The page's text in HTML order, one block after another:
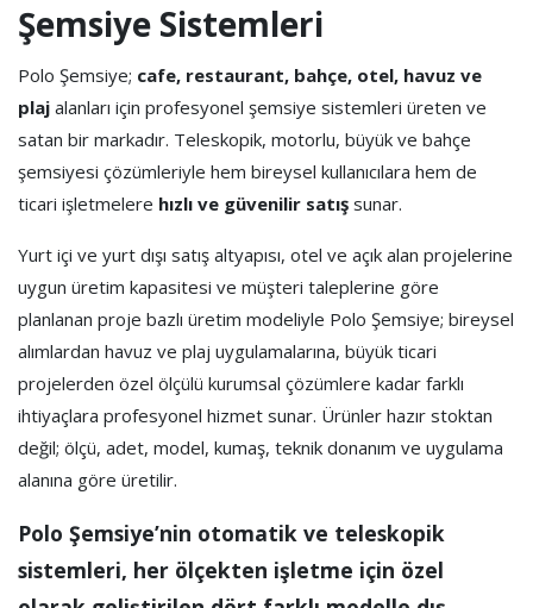
Şemsiye Sistemleri
Polo Şemsiye; cafe, restaurant, bahçe, otel, havuz ve
plaj alanları için profesyonel şemsiye sistemleri üreten ve
satan bir markadır. Teleskopik, motorlu, büyük ve bahçe
şemsiyesi çözümleriyle hem bireysel kullanıcılara hem de
ticari işletmelere hızlı ve güvenilir satış sunar.
Yurt içi ve yurt dışı satış altyapısı, otel ve açık alan projelerine
uygun üretim kapasitesi ve müşteri taleplerine göre
planlanan proje bazlı üretim modeliyle Polo Şemsiye; bireysel
alımlardan havuz ve plaj uygulamalarına, büyük ticari
projelerden özel ölçülü kurumsal çözümlere kadar farklı
ihtiyaçlara profesyonel hizmet sunar. Ürünler hazır stoktan
değil; ölçü, adet, model, kumaş, teknik donanım ve uygulama
alanına göre üretilir.
Polo Şemsiye’nin otomatik ve teleskopik
sistemleri, her ölçekten işletme için özel